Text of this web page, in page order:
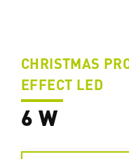
CHRISTMAS
EFFECT LED
6 W